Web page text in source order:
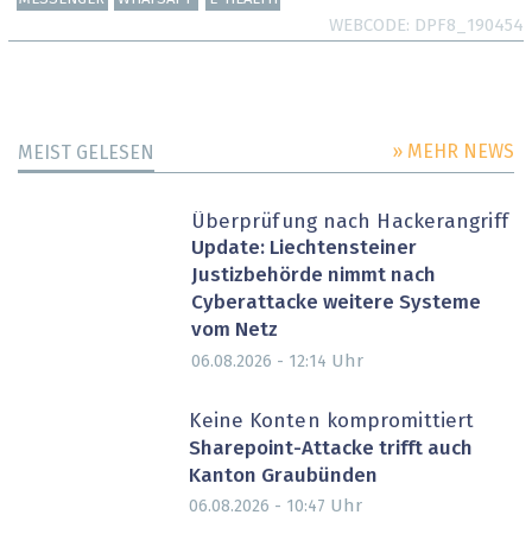
WEBCODE DPF8_190454
MEIST GELESEN » MEHR NEWS
Überprüfung nach Hackerangriff
Update: Liechtensteiner
Justizbehörde nimmt nach
Cyberattacke weitere Systeme
vom Netz
06.08.2026 - 12:14 Uhr
Keine Konten kompromittiert
Sharepoint-Attacke trifft auch
Kanton Graubünden
06.08.2026 - 10:47 Uhr